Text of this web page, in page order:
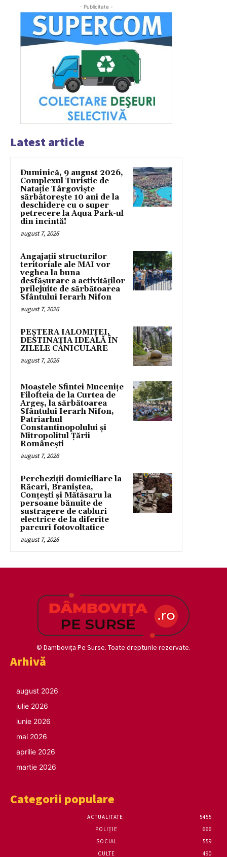
- Publicitate -
Latest article
Duminică, 9 august 2026,
Complexul Turistic de
Natație Târgoviște
sărbătorește 10 ani de la
deschidere cu o super
petrecere la Aqua Park-ul
din incintă!
august 7, 2026
Angajații structurilor
teritoriale ale MAI vor
veghea la buna
desfășurare a activităților
prilejuite de sărbătoarea
Sfântului Ierarh Nifon
august 7, 2026
PEȘTERA IALOMIȚEI,
DESTINAȚIA IDEALĂ ÎN
ZILELE CANICULARE
august 7, 2026
Moaștele Sfintei Mucenițe
Filofteia de la Curtea de
Argeș, la sărbătoarea
Sfântului Ierarh Nifon,
Patriarhul
Constantinopolului și
Mitropolitul Țării
Românești
august 7, 2026
Percheziții domiciliare la
Răcari, Braniștea,
Conțești și Mătăsaru la
persoane bănuite de
sustragere de cabluri
electrice de la diferite
parcuri fotovoltatice
august 7, 2026
© Damboviţa Pe Surse. Toate drepturile rezervate.
Arhivă
august 2026
iulie 2026
iunie 2026
mai 2026
aprilie 2026
martie 2026
Categorii populare
ACTUALITATE
5455
POLIȚIE
666
SOCIAL
559
CULTE
490